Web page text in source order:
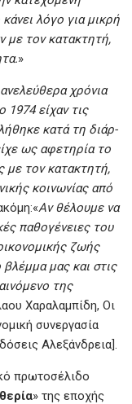
λόγο για μικρή
με τον κατακτητή,
»
χρόνια
είχαν τις
κατά τη διάρ­
ως αφετηρία το
με τον κατακτητή,
κοινωνίας από
Αν θέλουμε να
παθογένειες του
ζωής
μας και στις
της
Χαραλαμπίδη, Οι
συνεργασία
Αλεξάνδρεια].
πρωτοσέλιδο
» της εποχής